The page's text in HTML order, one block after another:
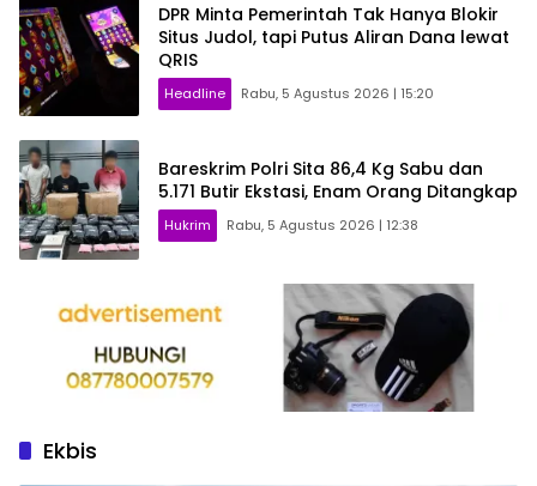
DPR Minta Pemerintah Tak Hanya Blokir
Situs Judol, tapi Putus Aliran Dana lewat
QRIS
Headline Rabu, 5 Agustus 2026 | 15:20
Bareskrim Polri Sita 86,4 Kg Sabu dan
5.171 Butir Ekstasi, Enam Orang Ditangkap
Hukrim Rabu, 5 Agustus 2026 | 12:38
Ekbis